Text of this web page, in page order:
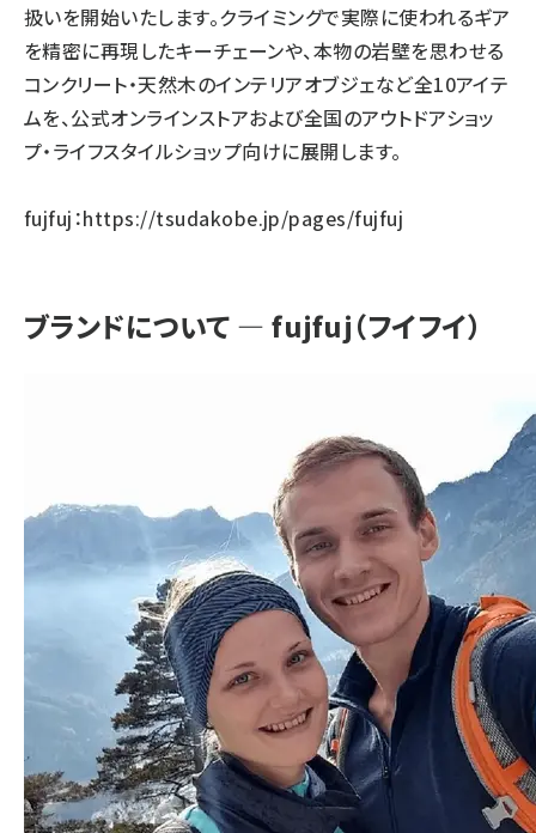
扱いを開始いたします。クライミングで実際に使われるギア
を精密に再現したキーチェーンや、本物の岩壁を思わせる
コンクリート・天然木のインテリアオブジェなど全10アイテ
ムを、公式オンラインストアおよび全国のアウトドアショッ
プ・ライフスタイルショップ向けに展開します。
fujfuj：https://tsudakobe.jp/pages/fujfuj
ブランドについて ― fujfuj（フイフイ）